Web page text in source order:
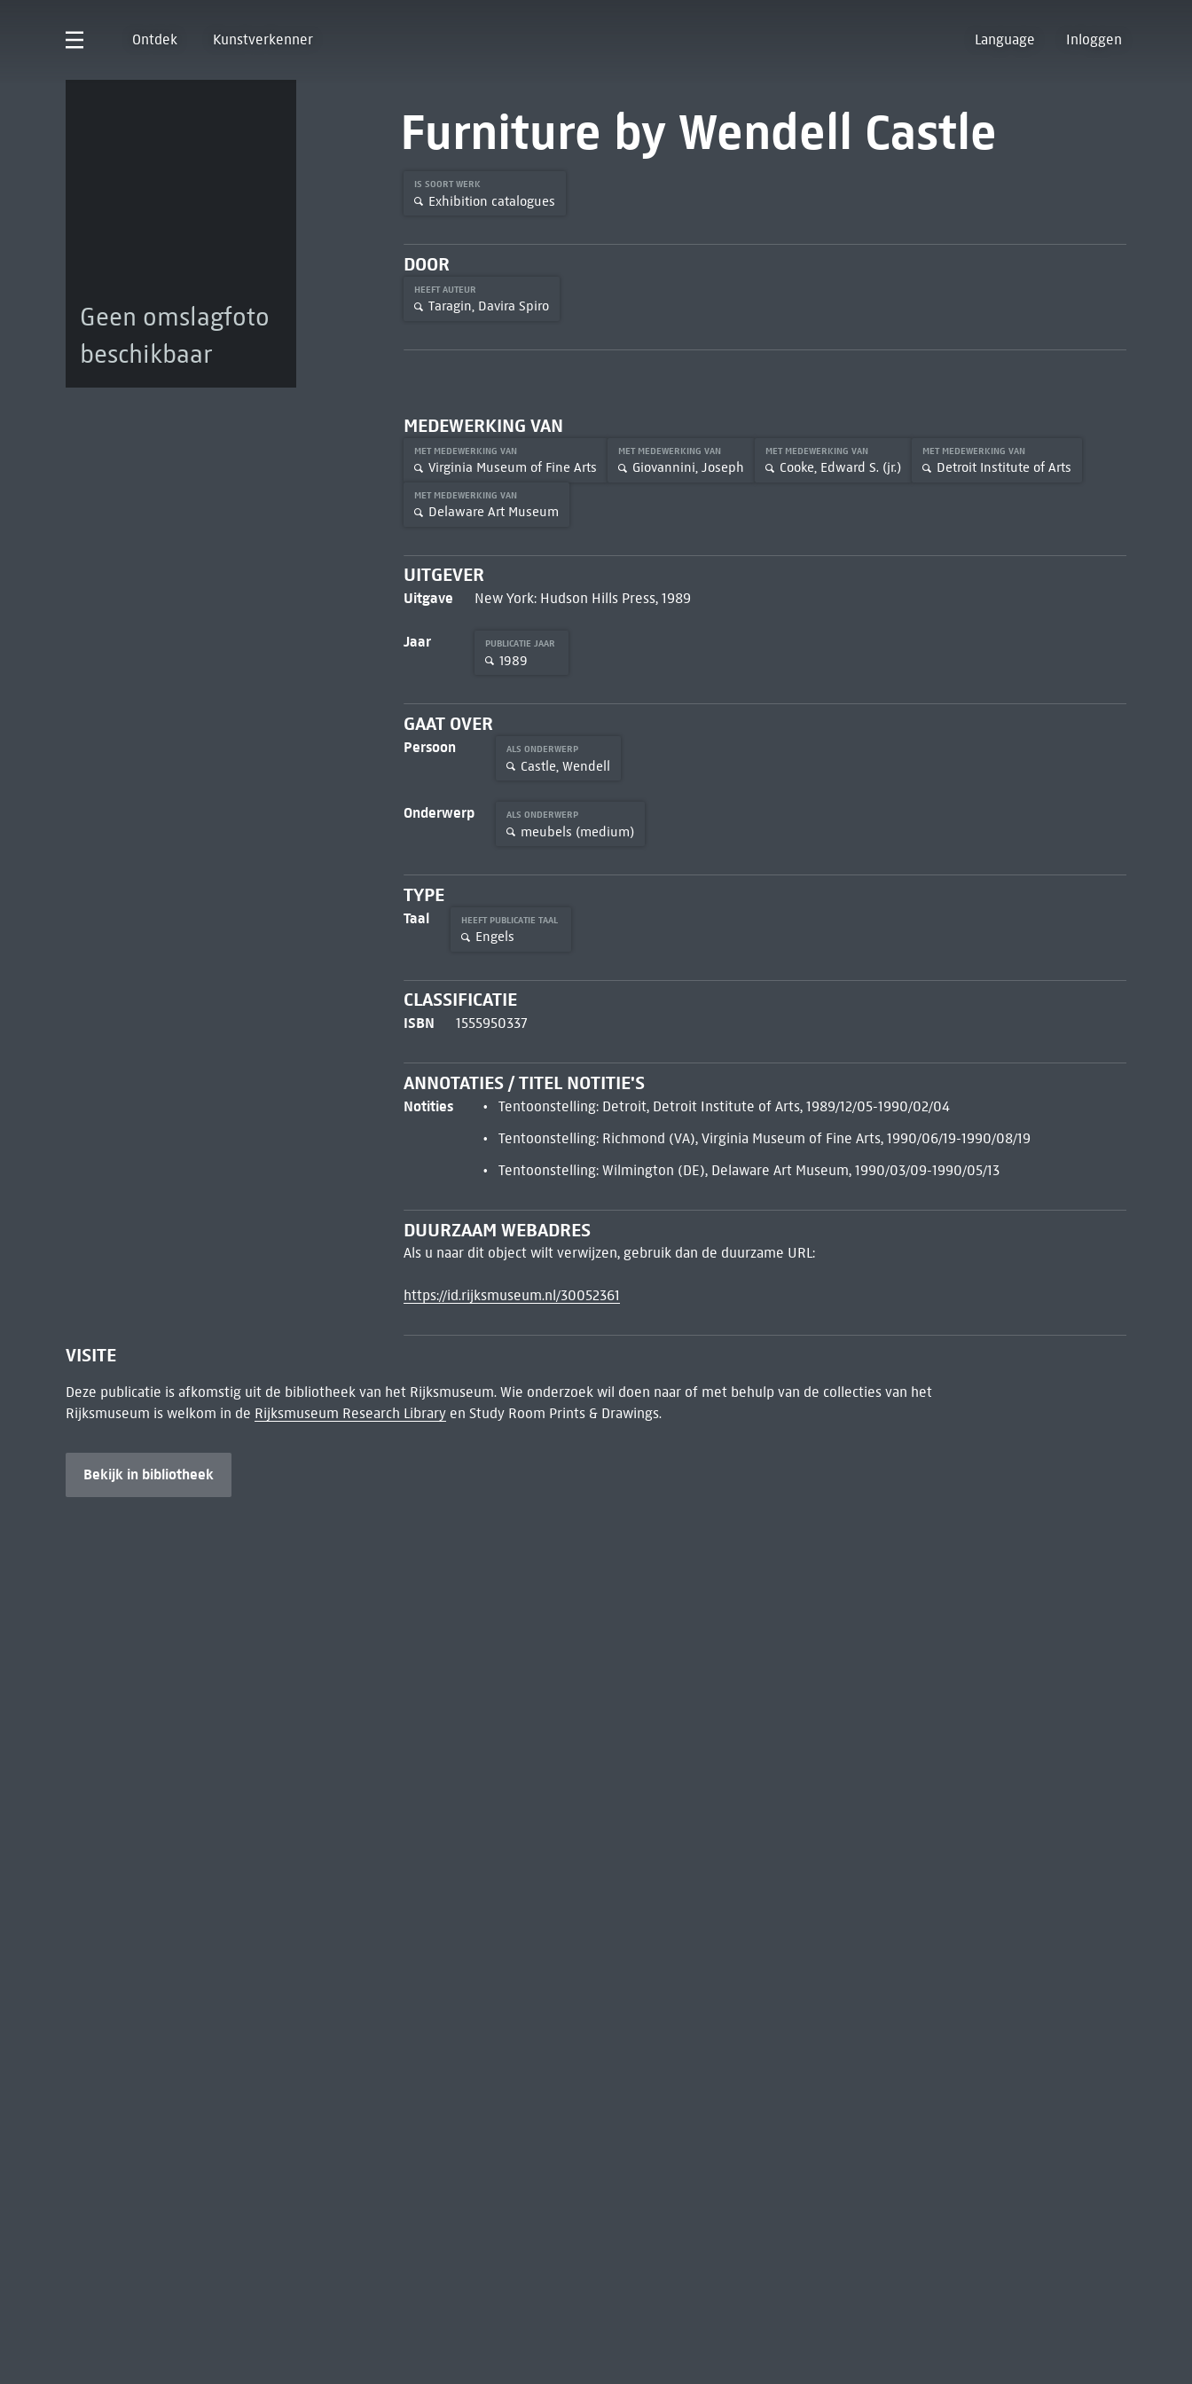
Ontdek Kunstverkenner Language Inloggen
Geen omslagfoto
beschikbaar
Furniture by Wendell Castle
IS SOORT WERK
Exhibition catalogues
DOOR
HEEFT AUTEUR
Taragin, Davira Spiro
MEDEWERKING VAN
MET MEDEWERKING VAN
Virginia Museum of Fine Arts
MET MEDEWERKING VAN
Giovannini, Joseph
MET MEDEWERKING VAN
Cooke, Edward S. (jr.)
MET MEDEWERKING VAN
Detroit Institute of Arts
MET MEDEWERKING VAN
Delaware Art Museum
UITGEVER
Uitgave New York: Hudson Hills Press, 1989
Jaar PUBLICATIE JAAR
1989
GAAT OVER
Persoon ALS ONDERWERP
Castle, Wendell
Onderwerp ALS ONDERWERP
meubels (medium)
TYPE
Taal HEEFT PUBLICATIE TAAL
Engels
CLASSIFICATIE
ISBN 1555950337
ANNOTATIES / TITEL NOTITIE'S
Notities
Tentoonstelling: Detroit, Detroit Institute of Arts, 1989/12/05-1990/02/04
Tentoonstelling: Richmond (VA), Virginia Museum of Fine Arts, 1990/06/19-1990/08/19
Tentoonstelling: Wilmington (DE), Delaware Art Museum, 1990/03/09-1990/05/13
DUURZAAM WEBADRES
Als u naar dit object wilt verwijzen, gebruik dan de duurzame URL:
https://id.rijksmuseum.nl/30052361
VISITE
Deze publicatie is afkomstig uit de bibliotheek van het Rijksmuseum. Wie onderzoek wil doen naar of met behulp van de collecties van het
Rijksmuseum is welkom in de Rijksmuseum Research Libraryen Study Room Prints & Drawings.
Bekijk in bibliotheek